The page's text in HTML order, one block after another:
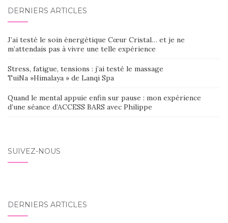
DERNIERS ARTICLES
J’ai testé le soin énergétique Cœur Cristal… et je ne
m’attendais pas à vivre une telle expérience
Stress, fatigue, tensions : j’ai testé le massage
TuiNa »Himalaya » de Lanqi Spa
Quand le mental appuie enfin sur pause : mon expérience
d’une séance d’ACCESS BARS avec Philippe
SUIVEZ-NOUS
DERNIERS ARTICLES